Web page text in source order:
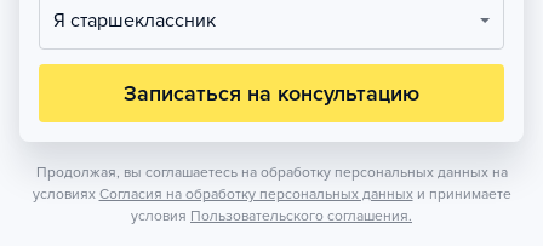
Я старшеклассник
Записаться на консультацию
Продолжая, вы соглашаетесь на обработку персональных данных на
условиях Согласия на обработку персональных данных и принимаете
условия Пользовательского соглашения.